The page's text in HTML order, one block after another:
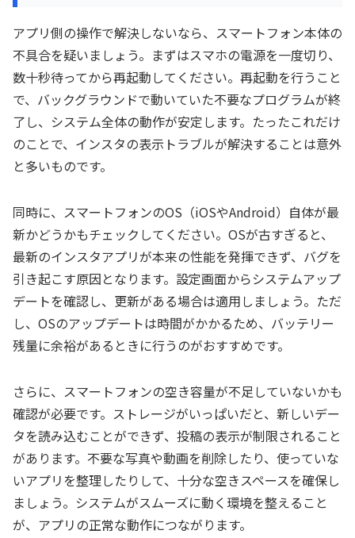
アプリ側の操作で解決しないなら、スマートフォン本体の
不具合を疑いましょう。まずはスマホの電源を一度切り、
数十秒待ってから再起動してください。再起動を行うこと
で、バックグラウンドで動いていた不要なプログラムが終
了し、システム全体の動作が安定します。たったこれだけ
のことで、インスタの表示トラブルが解決することは意外
と多いものです。
同時に、スマートフォンのOS（iOSやAndroid）自体が最
新かどうかもチェックしてください。OSが古すぎると、
最新のインスタアプリが本来の性能を発揮できず、バグを
引き起こす原因となります。設定画面からシステムアップ
デートを確認し、更新がある場合は適用しましょう。ただ
し、OSのアップデートは時間がかかるため、バッテリー
残量に余裕があるときに行うのがおすすめです。
さらに、スマートフォンの空き容量が不足していないかも
確認が必要です。ストレージがいっぱいだと、新しいデー
タを読み込むことができず、投稿の表示が制限されること
があります。不要な写真や動画を削除したり、使っていな
いアプリを整理したりして、十分な空きスペースを確保し
ましょう。システムがスムーズに動く環境を整えること
が、アプリの正常な動作につながります。